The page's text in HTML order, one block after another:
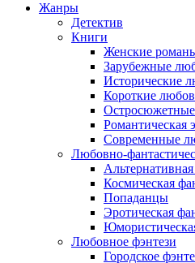
Жанры
Детектив
Книги
Женские
Зарубежные
Исторические
Короткие
Романтическая
Современные
Любовно-
Космическая
Попаданцы
Эротическая
Любовное фэнтези
Городское